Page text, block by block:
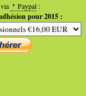
Paypal :
pour 2015 :